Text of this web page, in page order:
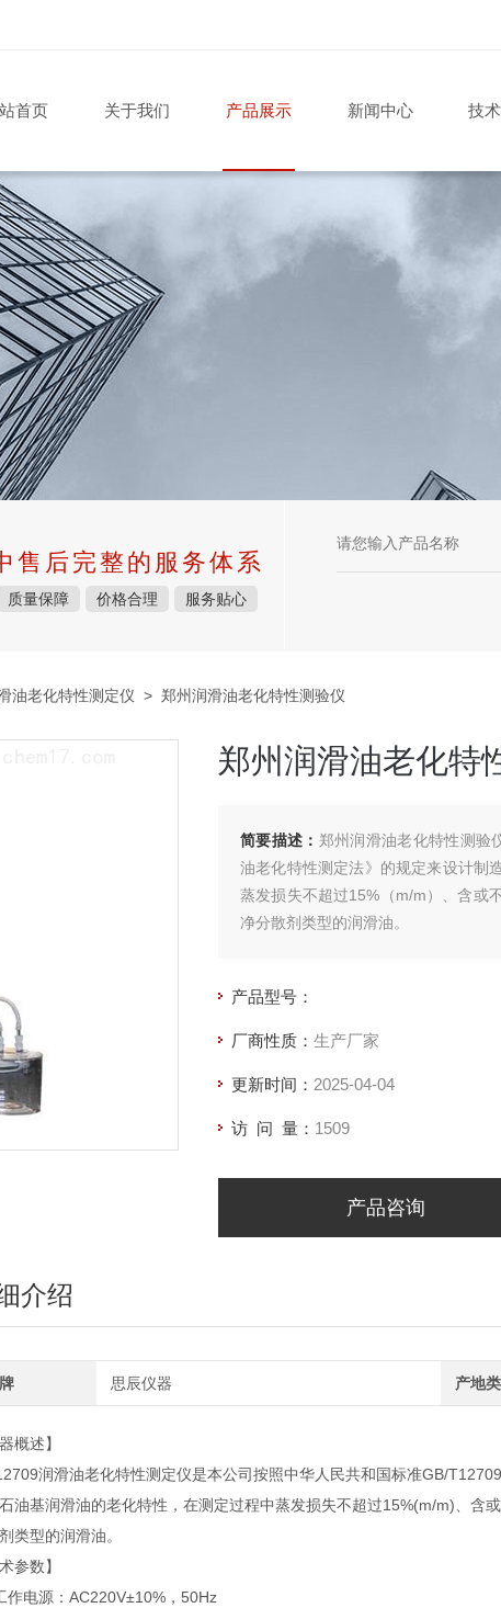
首页 关于我们 产品展示 新闻中心 技
售后完整的服务体系
质量保障 价格合理 服务贴心
油老化特性测定仪 > 郑州润滑油老化特性测验仪
郑州润滑油老化特
简要描述： 郑州润滑油老化特性测验
油老化特性测定法》的规定来设计制
蒸发损失不超过15%（m/m）、含或
净分散剂类型的润滑油。
产品型号：
厂商性质： 生产厂家
更新时间： 2025-04-04
访 问 量： 1509
产品咨询
介绍
思辰仪器 产地
概述】
润滑油老化特性测定仪是本公司按照中华人民共和国标准GB/
油基润滑油的老化特性，在测定过程中蒸发损失不超过15%(m/m)、含
类型的润滑油。
参数】
作电源：AC220V±10%，50Hz